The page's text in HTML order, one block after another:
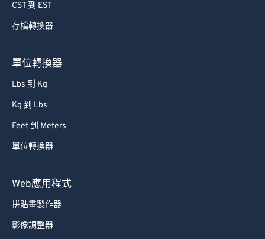
CST 到 EST
存檔轉換器
單位轉換器
Lbs 到 Kg
Kg 到 Lbs
Feet 到 Meters
單位轉換器
Web應用程式
拼貼畫製作器
影像調整器